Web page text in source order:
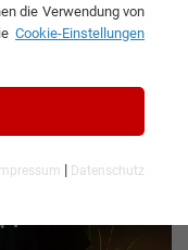
von Quivo
die Verwendung von
Cookie-Einstellungen
Impressum | Datenschutz